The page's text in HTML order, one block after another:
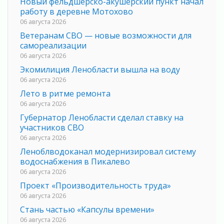
работу в деревне Мотохово
06 августа 2026
Ветеранам СВО — новые возможности для
самореализации
06 августа 2026
Экомилиция Ленобласти вышла на воду
06 августа 2026
Лето в ритме ремонта
06 августа 2026
Губернатор Ленобласти сделал ставку на
участников СВО
06 августа 2026
Леноблводоканал модернизировал систему
водоснабжения в Пикалево
06 августа 2026
Проект «Производительность труда»
06 августа 2026
Стань частью «Капсулы времени»
06 августа 2026